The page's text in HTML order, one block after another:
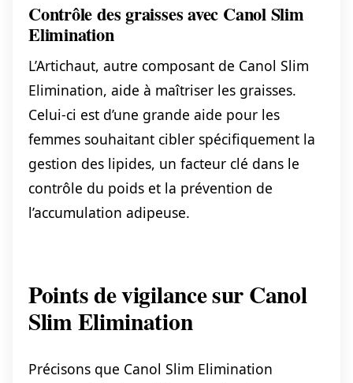
Contrôle des graisses avec Canol Slim
Elimination
L’Artichaut, autre composant de Canol Slim
Elimination, aide à maîtriser les graisses.
Celui-ci est d’une grande aide pour les
femmes souhaitant cibler spécifiquement la
gestion des lipides, un facteur clé dans le
contrôle du poids et la prévention de
l’accumulation adipeuse.
Points de vigilance sur Canol
Slim Elimination
Précisons que Canol Slim Elimination